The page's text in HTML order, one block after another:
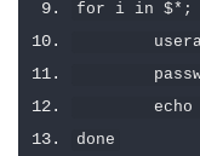
for i in $*;
echo
done